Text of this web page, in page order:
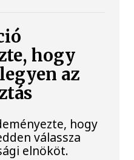
hogy
az
hogy
válassza
elnököt.